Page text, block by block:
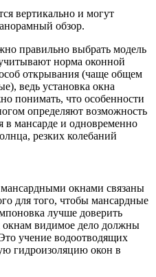
вертикально и могут
обзор.
правильно выбрать модель
норма оконной
открывания (чаще общем
ведь установка окна
понимать, что особенности
определяют возможность
в мансарде и одновременно
резких колебаний
окнами связаны
для того, чтобы мансардные
лучше доверить
окнам видимое дело должны
учение водоотводящих
гидроизоляцию окон в